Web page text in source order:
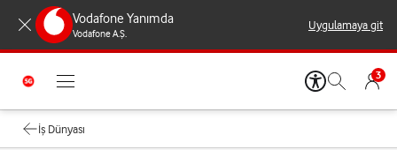
Vodafone Yanımda
Vodafone A.Ş.
Uygulamaya git
3
İş Dünyası